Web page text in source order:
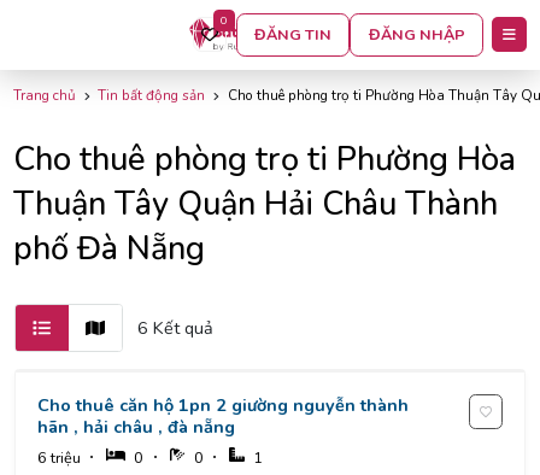
0
ĐĂNG TIN ĐĂNG NHẬP
Trang chủ Tin bất động sản Cho thuê phòng trọ ti Phường Hòa Thuận Tây
Cho thuê phòng trọ ti Phường Hòa
Thuận Tây Quận Hải Châu Thành
phố Đà Nẵng
6 Kết quả
Cho thuê căn hộ 1pn 2 giường nguyễn thành
hãn , hải châu , đà nẵng
6 triệu 0 0 1